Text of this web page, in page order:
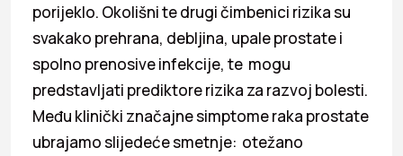
porijeklo. Okolišni te drugi čimbenici rizika su
svakako prehrana, debljina, upale prostate i
spolno prenosive infekcije, te mogu
predstavljati prediktore rizika za razvoj bolesti.
Među klinički značajne simptome raka prostate
ubrajamo slijedeće smetnje: otežano